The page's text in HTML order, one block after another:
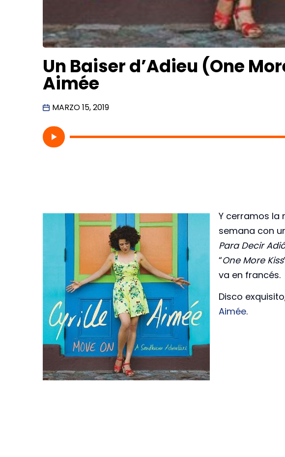
Un Baiser d’Adieu (One
Aimée
MARZO 15, 2019
Y cerramos la
semana con
Para Decir
“One More Kiss
va en francés.
Disco
Aimée.